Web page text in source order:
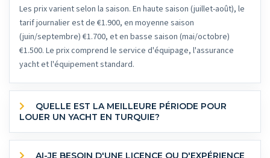
Les prix varient selon la saison. En haute saison (juillet-août), le
tarif journalier est de €1.900, en moyenne saison
(juin/septembre) €1.700, et en basse saison (mai/octobre)
€1.500. Le prix comprend le service d'équipage, l'assurance
yacht et l'équipement standard.
LOUER UN YACHT EN TURQUIE?